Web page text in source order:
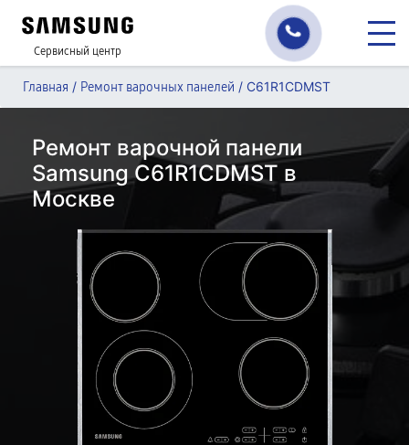
Сервисный центр
Главная / Ремонт варочных панелей / C61R1CDMST
Ремонт варочной панели
Samsung C61R1CDMST в
Москве